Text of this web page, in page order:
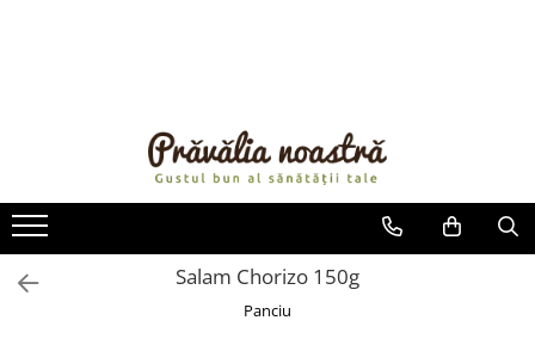
ULEIURI ȘI UNTURI
MĂSLINE
FRUCTE DESHIDRATATE
Salam Chorizo 150g
Panciu